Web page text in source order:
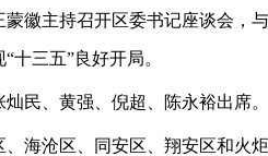
徽主持召开区委书记座谈会，
十三五”良好开局。
民、黄强、倪超、陈永裕出席。
海沧区、同安区、翔安区和